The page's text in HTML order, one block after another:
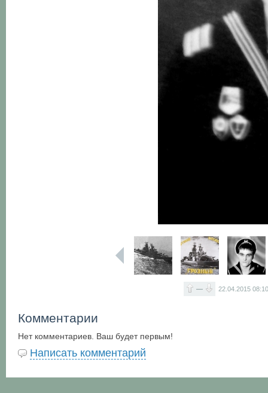
— 22.04.2015 08:10
Комментарии
Нет комментариев. Ваш будет первым!
Написать комментарий